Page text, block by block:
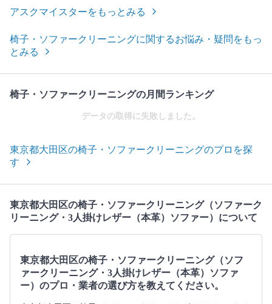
アスクマイスターをもっとみる
椅子・ソファークリーニングに関するお悩み・疑問をもっ
とみる
椅子・ソファークリーニングの月間ランキング
データの取得に失敗しました。
東京都大田区の椅子・ソファークリーニングのプロを探
す
東京都大田区の椅子・ソファークリーニング（ソファーク
リーニング・3人掛けレザー（本革）ソファー）について
東京都大田区の椅子・ソファークリーニング（ソフ
ァークリーニング・3人掛けレザー（本革）ソファ
ー）のプロ・業者の選び方を教えてください。